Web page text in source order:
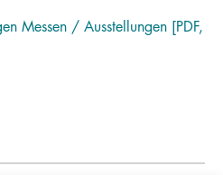
Messen / Ausstellungen [PDF,